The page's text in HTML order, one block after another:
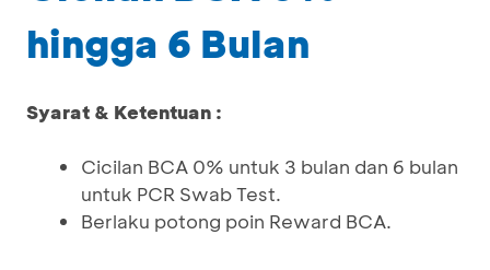
hingga 6 Bulan
Syarat & Ketentuan :
Cicilan BCA 0% untuk 3 bulan dan 6 bulan
untuk PCR Swab Test.
Berlaku potong poin Reward BCA.